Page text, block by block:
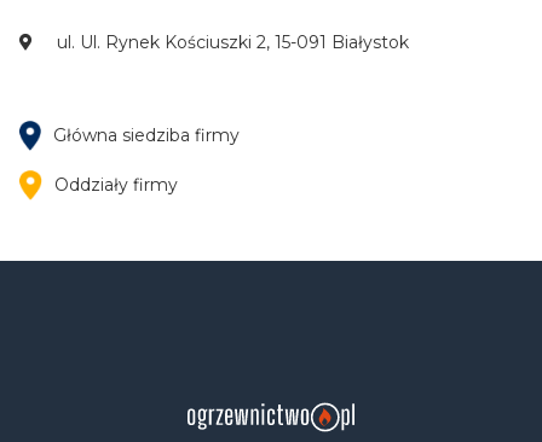
ul. Ul. Rynek Kościuszki 2, 15-091 Białystok
Główna siedziba firmy
Oddziały firmy